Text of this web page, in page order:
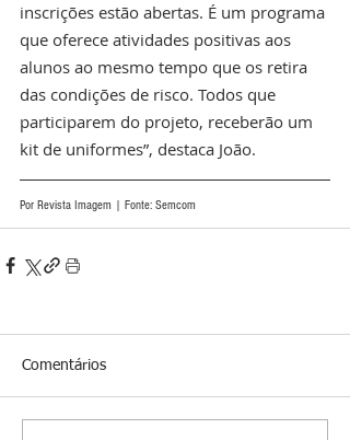
inscrições estão abertas. É um programa
que oferece atividades positivas aos
alunos ao mesmo tempo que os retira
das condições de risco. Todos que
participarem do projeto, receberão um
kit de uniformes”, destaca João.
Por Revista Imagem | Fonte: Semcom
Comentários